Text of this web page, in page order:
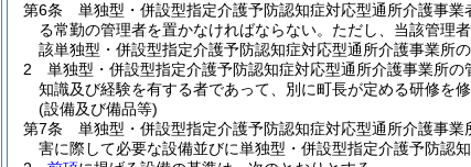
第6条
単独型・併設型指定介護予防認知症対応型通所介護事
る常勤の管理者を置かなければならない。 ただし、当該管理
該単独型・併設型指定介護予防認知症対応型通所介護事業所
2
単独型・併設型指定介護予防認知症対応型通所介護事業所
知識及び経験を有する者であって、別に町長が定める研修を
(設備及び備品等)
第7条
単独型・併設型指定介護予防認知症対応型通所介護事
害に際して必要な設備並びに単独型・併設型指定介護予防認